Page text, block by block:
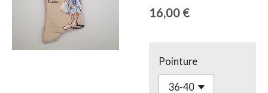
16,00 €
Pointure